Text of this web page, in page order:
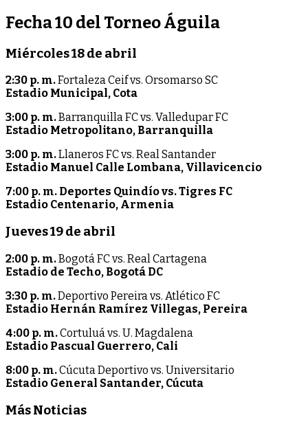
Fecha 10 del Torneo Águila
Miércoles 18 de abril
2:30 p. m.Fortaleza Ceif vs. Orsomarso SC
Estadio Municipal, Cota
3:00 p. m.Barranquilla FC vs. Valledupar FC
Estadio Metropolitano, Barranquilla
3:00 p. m.Llaneros FC vs. Real Santander
Estadio Manuel Calle Lombana, Villavicencio
7:00 p. m. Deportes Quindío vs. Tigres FC
Estadio Centenario, Armenia
Jueves 19 de abril
2:00 p. m.Bogotá FC vs. Real Cartagena
Estadio de Techo, Bogotá DC
3:30 p. m.Deportivo Pereira vs. Atlético FC
Estadio Hernán Ramírez Villegas, Pereira
4:00 p. m.Cortuluá vs. U. Magdalena
Estadio Pascual Guerrero, Cali
8:00 p. m.Cúcuta Deportivo vs. Universitario
Estadio General Santander, Cúcuta
Más Noticias